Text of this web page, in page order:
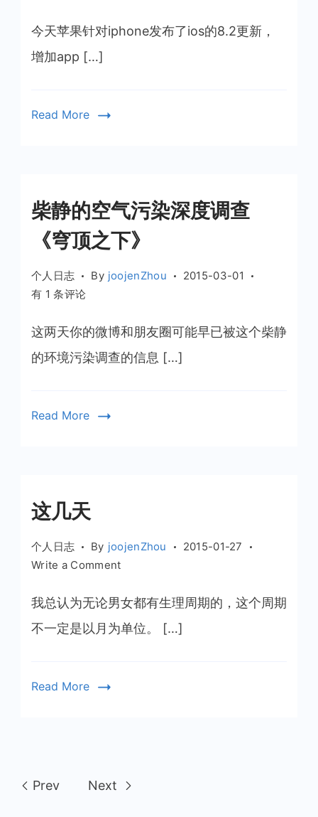
更
问
题
今天苹果针对iphone发布了ios的8.2更新，
增加app […]
Read More
柴静的空气污染深度调查
《穹顶之下》
个人日志 By joojenZhou
2015-03-01
柴
的
空
气
深
顶
下》
有 1 条评论
这两天你的微博和朋友圈可能早已被这个柴静
的环境污染调查的信息 […]
Read More
这几天
个人日志 By joojenZhou
2015-01-27
Write a Commenton
几
天
我总认为无论男女都有生理周期的，这个周期
不一定是以月为单位。 […]
Read More
Prev Next